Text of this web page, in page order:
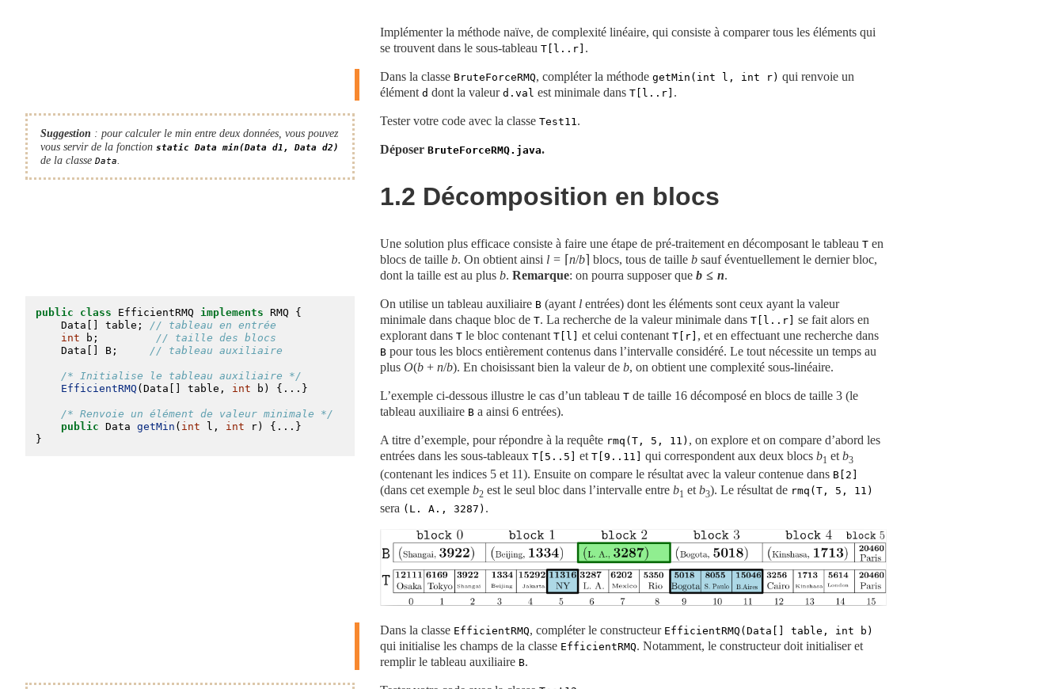
Implémenter la méthode naïve, de complexité linéaire, qui consiste à comparer tous les éléments qui
se trouvent dans le sous-tableau T[l..r] .
Dans la classe BruteForceRMQ, compléter la méthode getMin(int l, int r) qui renvoie un
élément d dont la valeur d.val est minimale dans T[l..r] .
Suggestion : pour calculer le min entre deux données, vous pouvez
vous servir de la fonction static Data min(Data d1, Data d2)
de la classeData
Tester votre code avec la classe Test11 .
Déposer BruteForceRMQ.java.
1.2 Décomposition en blocs
Une solution plus efficace consiste à faire une étape de pré-traitement en décomposant le tableau T en
blocs de taille b. On obtient ainsi l = ⌈n/b⌉ blocs, tous de taille b sauf éventuellement le dernier bloc,
dont la taille est au plus b. Remarque: on pourra supposer que b ≤ n.
public class EfficientRMQ implements RMQ {
Data [] table; // tableau en entrée
int b; // taille des blocs
Data [] B; // tableau auxiliaire
/* Initialise le tableau auxiliaire */
EfficientRMQ ( Data [] table, int b) {...}
/* Renvoie un élément de valeur minimale */
public Data getMin ( int l, int r) {...}
}
On utilise un tableau auxiliaire B (ayant l entrées) dont les éléments sont ceux ayant la valeur
minimale dans chaque bloc de T. La recherche de la valeur minimale dans T[l..r]
se fait alors en
explorant dans T le bloc contenant T[l] et celui contenant T[r] , et en effectuant une recherche dans
B pour tous les blocs entièrement contenus dans l’intervalle considéré. Le tout nécessite un temps au
plus O(b + n/b). En choisissant bien la valeur de b, on obtient une complexité sous-linéaire.
L’exemple ci-dessous illustre le cas d’un tableau T de taille 16 décomposé en blocs de taille 3 (le
tableau auxiliaire B a ainsi 6 entrées).
A titre d’exemple, pour répondre à la requête rmq(T, 5, 11) , on explore et on compare d’abord les
entrées dans les sous-tableaux T[5..5] et T[9..11] qui correspondent aux deux blocs b1 et b3
(contenant les indices 5 et 11). Ensuite on compare le résultat avec la valeur contenue dans B[2]
(dans cet exemple b2 est le seul bloc dans l’intervalle entre b1 et b3). Le résultat de rmq(T, 5, 11)
sera (L. A., 3287) .
Dans la classe EfficientRMQ, compléter le constructeur EfficientRMQ(Data[] table, int b)
qui initialise les champs de la classe EfficientRMQ. Notamment, le constructeur doit initialiser et
remplir le tableau auxiliaire B.